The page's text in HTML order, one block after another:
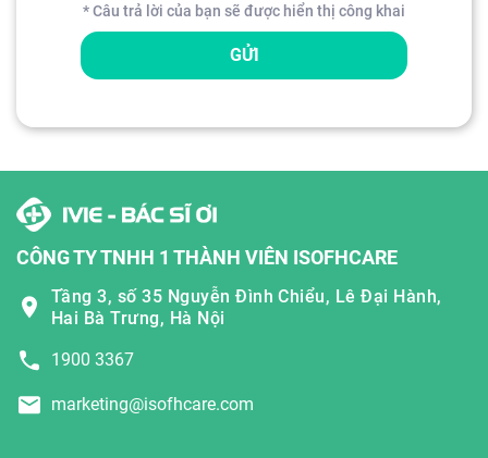
* Câu trả lời của bạn sẽ được hiển thị công khai
GỬI
CÔNG TY TNHH 1 THÀNH VIÊN ISOFHCARE
Tầng 3, số 35 Nguyễn Đình Chiểu, Lê Đại Hành,
Hai Bà Trưng, Hà Nội
1900 3367
marketing@isofhcare.com